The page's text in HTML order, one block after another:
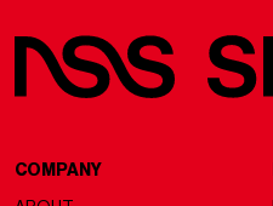
COMPANY